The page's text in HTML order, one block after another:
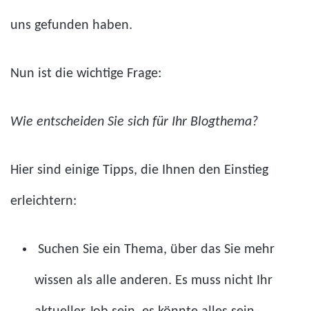
uns gefunden haben.
Nun ist die wichtige Frage:
Wie entscheiden Sie sich für Ihr Blogthema?
Hier sind einige Tipps, die Ihnen den Einstieg
erleichtern:
Suchen Sie ein Thema, über das Sie mehr
wissen als alle anderen. Es muss nicht Ihr